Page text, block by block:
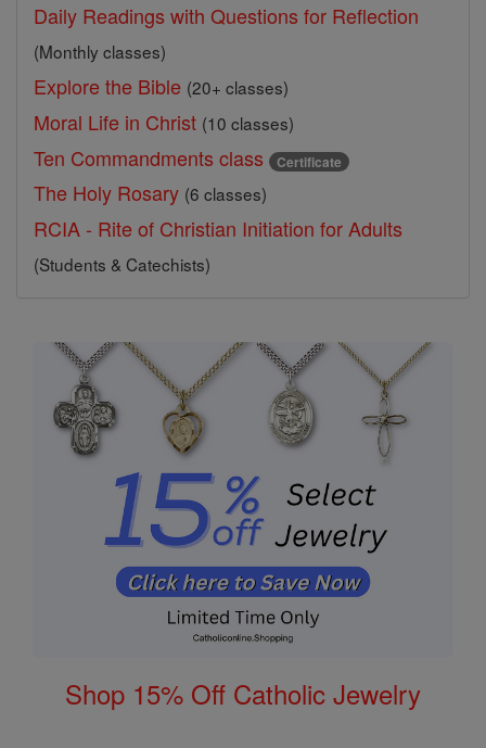
Daily Readings with Questions for Reflection
(Monthly classes)
Explore the Bible (20+ classes)
Moral Life in Christ (10 classes)
Ten Commandments class Certificate
The Holy Rosary (6 classes)
RCIA - Rite of Christian Initiation for Adults
(Students & Catechists)
Shop 15% Off Catholic Jewelry